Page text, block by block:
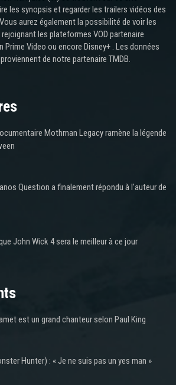
les synopsis et regarder les trailers vidéos des
aurez également la possibilité de voir les
rejoignant les plateformes VOD partenaire
Video ou encore Disney+ . Les données
de notre partenaire TMDB.
Mothman Legacy ramène la légende
Question a finalement répondu à l'auteur de
John Wick 4 sera le meilleur à ce jour
est un grand chanteur selon Paul King
Hunter) : « Je ne suis pas un yes man »